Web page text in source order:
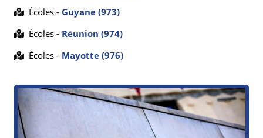
Écoles - Guyane (973)
Écoles - Réunion (974)
Écoles - Mayotte (976)